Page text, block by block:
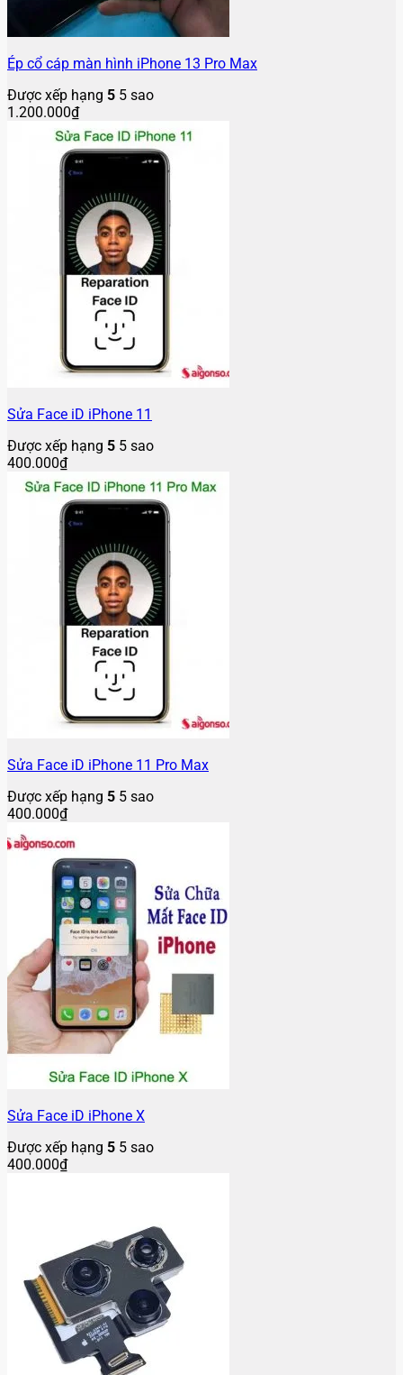
Ép cổ cáp màn hình iPhone 13 Pro Max
Được xếp hạng 5 5 sao
1.200.000₫
Sửa Face iD iPhone 11
Được xếp hạng 5 5 sao
400.000₫
Sửa Face iD iPhone 11 Pro Max
Được xếp hạng 5 5 sao
400.000₫
Sửa Face iD iPhone X
Được xếp hạng 5 5 sao
400.000₫